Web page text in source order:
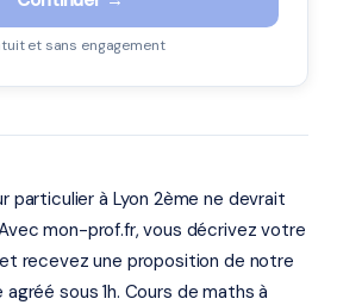
et sans engagement
particulier à Lyon 2ème ne devrait
mon-prof.fr, vous décrivez votre
recevez une proposition de notre
sous 1h. Cours de maths à